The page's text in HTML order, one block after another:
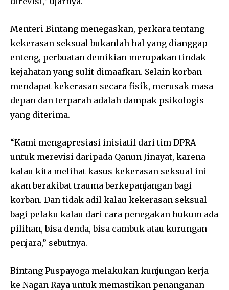
Menteri Bintang menegaskan, perkara tentang
kekerasan seksual bukanlah hal yang dianggap
enteng, perbuatan demikian merupakan tindak
kejahatan yang sulit dimaafkan. Selain korban
mendapat kekerasan secara fisik, merusak masa
depan dan terparah adalah dampak psikologis
yang diterima.
“Kami mengapresiasi inisiatif dari tim DPRA
untuk merevisi daripada Qanun Jinayat, karena
kalau kita melihat kasus kekerasan seksual ini
akan berakibat trauma berkepanjangan bagi
korban. Dan tidak adil kalau kekerasan seksual
bagi pelaku kalau dari cara penegakan hukum ada
pilihan, bisa denda, bisa cambuk atau kurungan
penjara,” sebutnya.
Bintang Puspayoga melakukan kunjungan kerja
ke Nagan Raya untuk memastikan penanganan